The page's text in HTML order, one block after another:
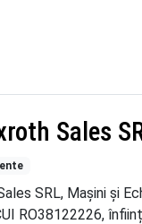
Sales
SRL, Mașini și
RO38122226,